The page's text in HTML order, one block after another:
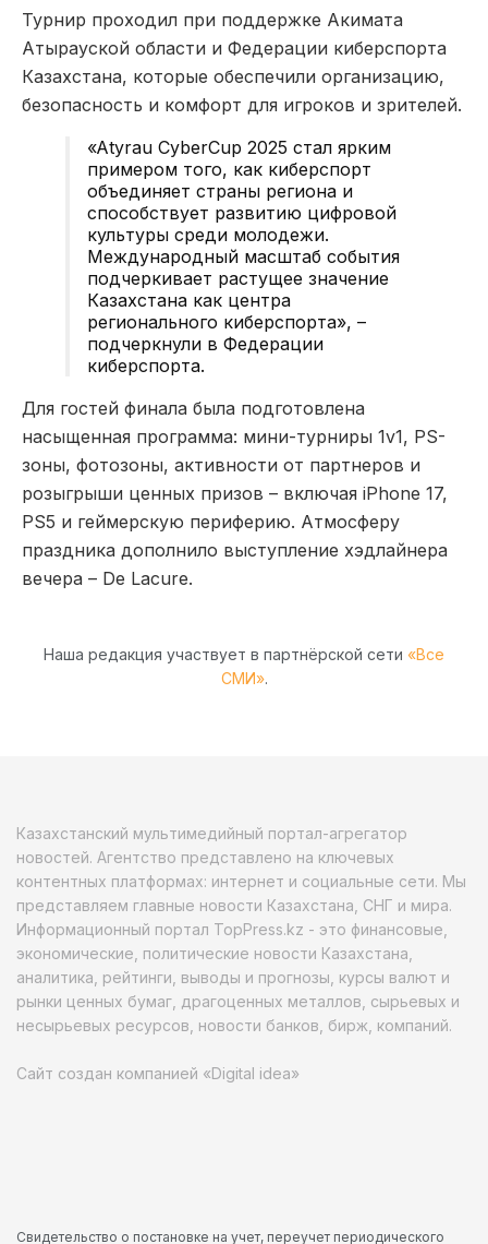
Турнир проходил при поддержке Акимата
Атырауской области и Федерации киберспорта
Казахстана, которые обеспечили организацию,
безопасность и комфорт для игроков и зрителей.
«Atyrau CyberCup 2025 стал ярким
примером того, как киберспорт
объединяет страны региона и
способствует развитию цифровой
культуры среди молодежи.
Международный масштаб события
подчеркивает растущее значение
Казахстана как центра
регионального киберспорта», –
подчеркнули в Федерации
киберспорта.
Для гостей финала была подготовлена
насыщенная программа: мини-турниры 1v1, PS-
зоны, фотозоны, активности от партнеров и
розыгрыши ценных призов – включая iPhone 17,
PS5 и геймерскую периферию. Атмосферу
праздника дополнило выступление хэдлайнера
вечера – De Lacure.
Наша редакция участвует в партнёрской сети «Все
СМИ».
Казахстанский мультимедийный портал-агрегатор
новостей. Агентство представлено на ключевых
контентных платформах: интернет и социальные сети. Мы
представляем главные новости Казахстана, СНГ и мира.
Информационный портал TopPress.kz - это финансовые,
экономические, политические новости Казахстана,
аналитика, рейтинги, выводы и прогнозы, курсы валют и
рынки ценных бумаг, драгоценных металлов, сырьевых и
несырьевых ресурсов, новости банков, бирж, компаний.
Сайт создан компанией «Digital idea»
Свидетельство о постановке на учет, переучет периодического